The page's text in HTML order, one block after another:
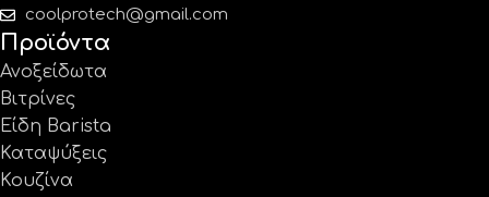
coolprotech@gmail.com
Προϊόντα
Ανοξείδωτα
Βιτρίνες
Είδη Barista
Καταψύξεις
Κουζίνα